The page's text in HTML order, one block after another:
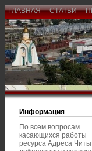
ГЛАВНАЯ СТАТЬИ
Информация
По всем вопросам
касающихся работы
ресурса Адреса Читы